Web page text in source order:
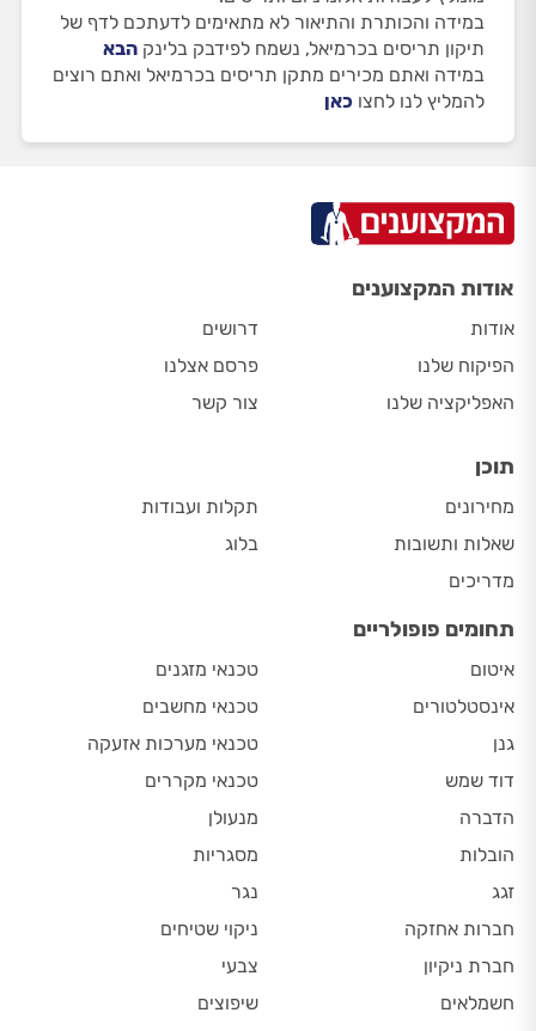
במידה והכותרת והתיאור לא מתאימים לדעתכם לדף של
תיקון תריסים בכרמיאל, נשמח לפידבק בלינק הבא
במידה ואתם מכירים מתקן תריסים בכרמיאל ואתם רוצים
להמליץ לנו לחצו כאן
אודות המקצוענים
אודות
הפיקוח שלנו
האפליקציה שלנו
דרושים
פרסם אצלנו
צור קשר
תוכן
מחירונים
שאלות ותשובות
מדריכים
תקלות ועבודות
בלוג
תחומים פופולריים
איטום
אינסטלטורים
גנן
דוד שמש
הדברה
הובלות
זגג
חברות אחזקה
חברת ניקיון
חשמלאים
טכנאי מזגנים
טכנאי מחשבים
טכנאי מערכות אזעקה
טכנאי מקררים
מנעולן
מסגריות
נגר
ניקוי שטיחים
צבעי
שיפוצים